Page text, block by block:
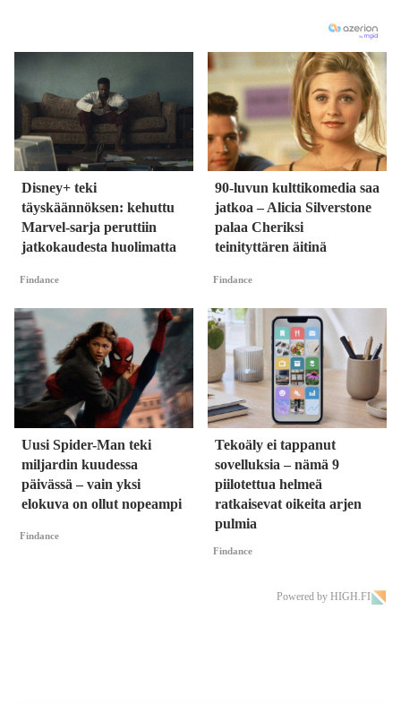
Disney+ teki
täyskäännöksen: kehuttu
Marvel-sarja peruttiin
jatkokaudesta huolimatta
Findance
90-luvun kulttikomedia saa
jatkoa – Alicia Silverstone
palaa Cheriksi
teinityttären äitinä
Findance
Uusi Spider-Man teki
miljardin kuudessa
päivässä – vain yksi
elokuva on ollut nopeampi
Findance
Tekoäly ei tappanut
sovelluksia – nämä 9
piilotettua helmeä
ratkaisevat oikeita arjen
pulmia
Findance
Powered by HIGH.FI